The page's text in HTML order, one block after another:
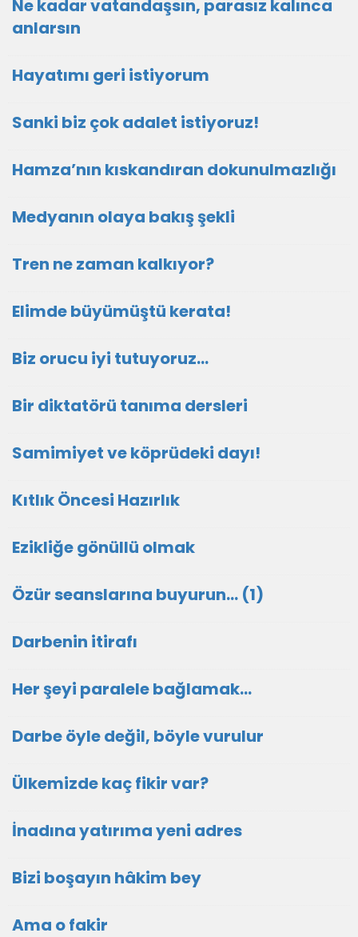
Ne kadar vatandaşsın, parasız kalınca
anlarsın
Hayatımı geri istiyorum
Sanki biz çok adalet istiyoruz!
Hamza’nın kıskandıran dokunulmazlığı
Medyanın olaya bakış şekli
Tren ne zaman kalkıyor?
Elimde büyümüştü kerata!
Biz orucu iyi tutuyoruz…
Bir diktatörü tanıma dersleri
Samimiyet ve köprüdeki dayı!
Kıtlık Öncesi Hazırlık
Ezikliğe gönüllü olmak
Özür seanslarına buyurun… (1)
Darbenin itirafı
Her şeyi paralele bağlamak…
Darbe öyle değil, böyle vurulur
Ülkemizde kaç fikir var?
İnadına yatırıma yeni adres
Bizi boşayın hâkim bey
Ama o fakir